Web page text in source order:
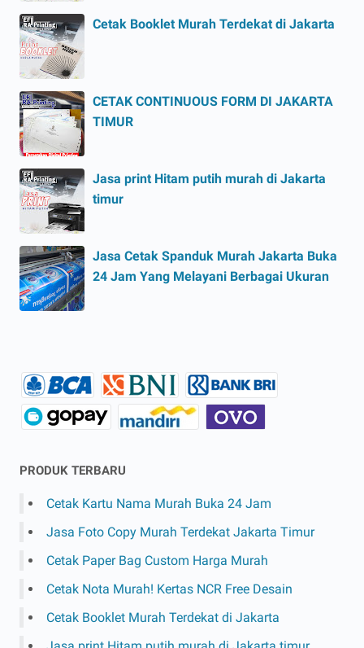
Cetak Booklet Murah Terdekat di Jakarta
CETAK CONTINUOUS FORM DI JAKARTA
TIMUR
Jasa print Hitam putih murah di Jakarta
timur
Jasa Cetak Spanduk Murah Jakarta Buka
24 Jam Yang Melayani Berbagai Ukuran
PRODUK TERBARU
Cetak Kartu Nama Murah Buka 24 Jam
Jasa Foto Copy Murah Terdekat Jakarta Timur
Cetak Paper Bag Custom Harga Murah
Cetak Nota Murah! Kertas NCR Free Desain
Cetak Booklet Murah Terdekat di Jakarta